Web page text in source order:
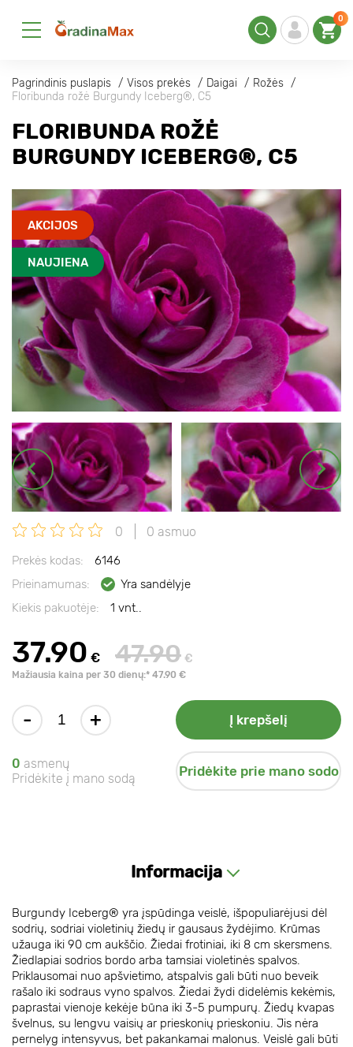
0
Pagrindinis puslapis Visos prekės Daigai
Rožės
Floribunda rožė Burgundy Iceberg®, C5
FLORIBUNDA ROŽĖ
BURGUNDY ICEBERG®, C5
AKCIJOS
NAUJIENA
0 0 asmuo
Prekės kodas:
6146
Prieinamumas:
Yra sandėlyje
Kiekis pakuotėje:
1 vnt..
37.90 € 47.90 €
Mažiausia kaina per 30 dienų:* 47.90 €
- + Į krepšelį
0 asmenų
Pridėkite į mano sodą
Pridėkite prie mano sodo
Informacija
Burgundy Iceberg® yra įspūdinga veislė, išpopuliarėjusi dėl
sodrių, sodriai violetinių žiedų ir gausaus žydėjimo. Krūmas
užauga iki 90 cm aukščio. Žiedai frotiniai, iki 8 cm skersmens.
Žiedlapiai sodrios bordo arba tamsiai violetinės spalvos.
Priklausomai nuo apšvietimo, atspalvis gali būti nuo beveik
rašalo iki sodraus vyno spalvos. Žiedai žydi didelėmis kekėmis,
paprastai vienoje kekėje būna iki 3-5 pumpurų. Žiedų kvapas
švelnus, su lengvu vaisių ar prieskonių prieskoniu. Jis nėra
pernelyg intensyvus, bet pakankamai malonus. Veislė gali būti